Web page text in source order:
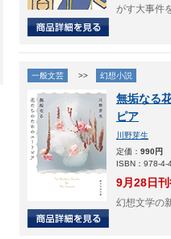
がす大事件
一般文芸 >> 幻想小説
無垢なる
ピア
川野芽生
定価： 990円
ISBN：978-
9月28日
幻想文学の